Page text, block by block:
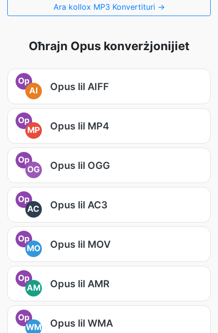
Ara kollox MP3 Konvertituri →
Oħrajn Opus konverżjonijiet
Op
AI
Opus lil AIFF
Op
MP
Opus lil MP4
Op
OG
Opus lil OGG
Op
AC
Opus lil AC3
Op
MO
Opus lil MOV
Op
AM
Opus lil AMR
Op
WM
Opus lil WMA